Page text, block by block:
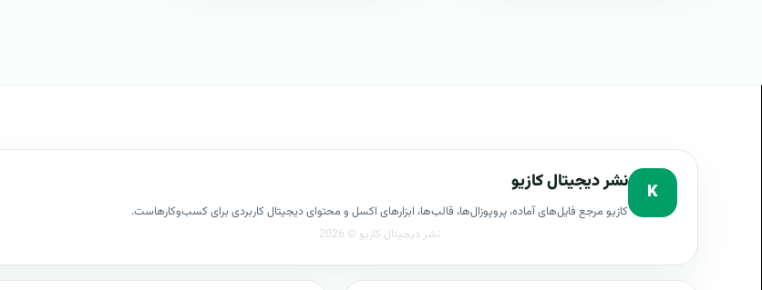
K نشر دیجیتال کازیو
کازیو مرجع فایل‌های آماده، پروپوزال‌ها، قالب‌ها، ابزارهای اکسل و محتوای دیجیتال کاربردی برای کسب‌وکارهاست.